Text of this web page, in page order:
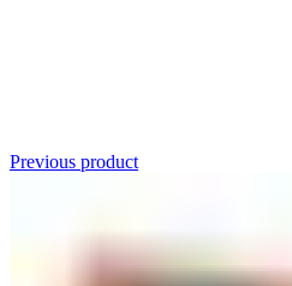
Previous product